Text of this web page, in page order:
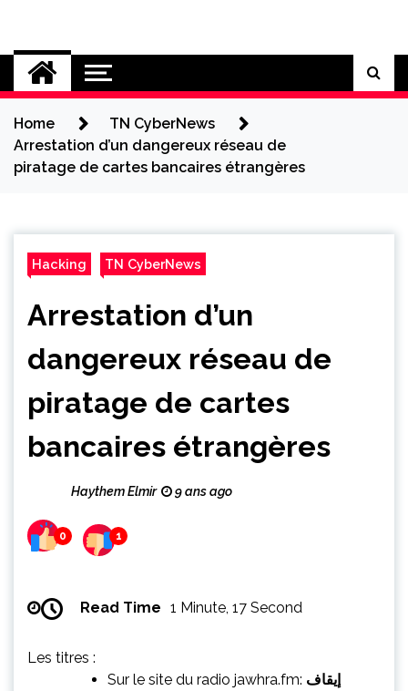
content
Cybersecurity News
Home
TN CyberNews
Arrestation d’un dangereux réseau de
piratage de cartes bancaires étrangères
Hacking TN CyberNews
Arrestation d’un
dangereux réseau de
piratage de cartes
bancaires étrangères
Haythem Elmir 9 ans ago
0 1
Read Time 1 Minute, 17 Second
Les titres :
Sur le site du radio jawhra.fm: إيقاف